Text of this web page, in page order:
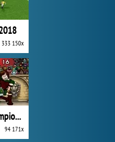
333 150x
Gladiátor: Champions Sprint
94 171x